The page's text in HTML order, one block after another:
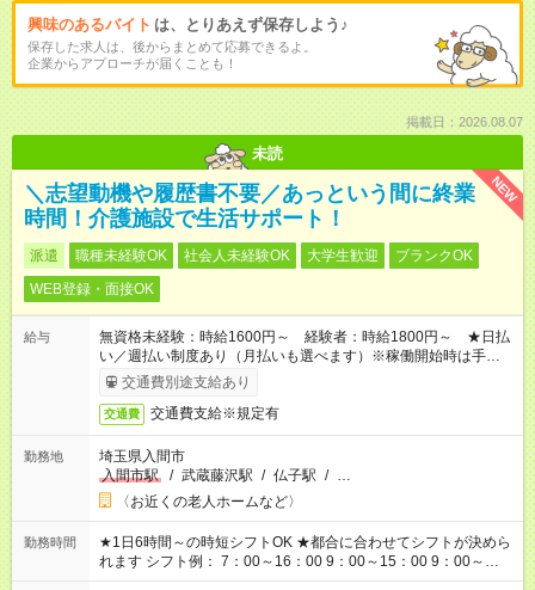
興味のあるバイト は、とりあえず保存しよう♪
保存した求人は、後からまとめて応募できるよ。
企業からアプローチが届くことも！
掲載日：2026.08.07
未読
NEW
＼志望動機や履歴書不要／あっという間に終業
時間！介護施設で生活サポート！
派遣 職種未経験OK 社会人未経験OK 大学生歓迎
ブランクOK
WEB登録・面接OK
給与
無資格未経験：時給1600円～ 経験者：時給1800円～ ★日払
い／週払い制度あり（月払いも選べます）※稼働開始時は手続き
完了次第のお支払いとなります。
交通費別途支給あり
交通費 交通費支給※規定有
勤務地
埼玉県入間市
入間市駅
/ 武蔵藤沢駅 / 仏子駅 / …
〈お近くの老人ホームなど〉
勤務時間
★1日6時間～の時短シフトOK ★都合に合わせてシフトが決めら
れます シフト例： 7：00～16：00 9：00～15：00 9：00～
18：00 11：00～20：00 など ※Wワークの場合、他のお仕事と